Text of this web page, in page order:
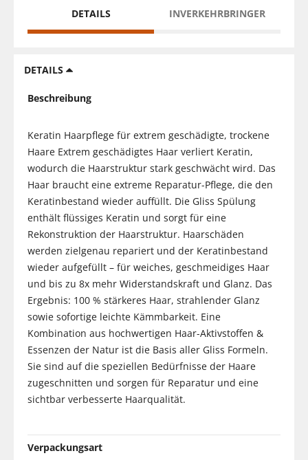
DETAILS INVERKEHRBRINGER
DETAILS
Beschreibung
Keratin Haarpflege für extrem geschädigte, trockene
Haare Extrem geschädigtes Haar verliert Keratin,
wodurch die Haarstruktur stark geschwächt wird. Das
Haar braucht eine extreme Reparatur-Pflege, die den
Keratinbestand wieder auffüllt. Die Gliss Spülung
enthält flüssiges Keratin und sorgt für eine
Rekonstruktion der Haarstruktur. Haarschäden
werden zielgenau repariert und der Keratinbestand
wieder aufgefüllt – für weiches, geschmeidiges Haar
und bis zu 8x mehr Widerstandskraft und Glanz. Das
Ergebnis: 100 % stärkeres Haar, strahlender Glanz
sowie sofortige leichte Kämmbarkeit. Eine
Kombination aus hochwertigen Haar-Aktivstoffen &
Essenzen der Natur ist die Basis aller Gliss Formeln.
Sie sind auf die speziellen Bedürfnisse der Haare
zugeschnitten und sorgen für Reparatur und eine
sichtbar verbesserte Haarqualität.
Verpackungsart